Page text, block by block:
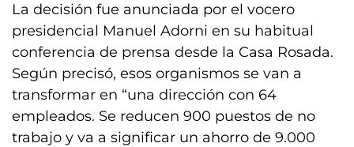
La decisión fue anunciada por el vocero
presidencial Manuel Adorni en su habitual
conferencia de prensa desde la Casa Rosada.
Según precisó, esos organismos se van a
transformar en “una dirección con 64
empleados. Se reducen 900 puestos de no
trabajo y va a significar un ahorro de 9.000